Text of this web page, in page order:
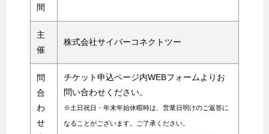
間
主
催
株式会社サイバーコネクトツー
問
合
わ
せ
チケット申込ページ内WEBフォームよりお
問い合わせください。
※土日祝日・年末年始休暇時は、営業日明けのご返答に
なることがございます。ご了承ください。